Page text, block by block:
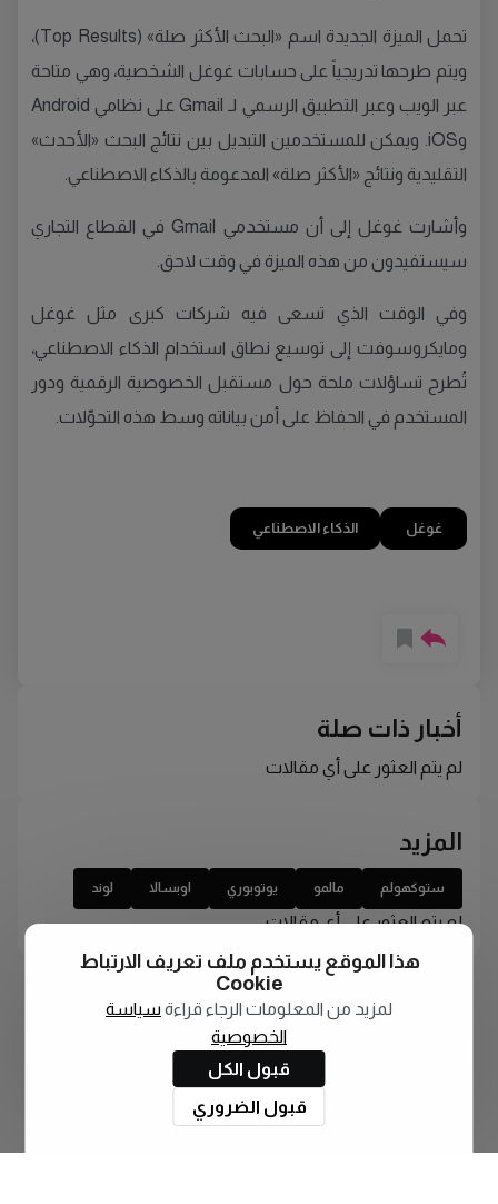
تحمل الميزة الجديدة اسم «البحث الأكثر صلة» (Top Results)،
ويتم طرحها تدريجياً على حسابات غوغل الشخصية، وهي متاحة
عبر الويب وعبر التطبيق الرسمي لـ Gmail على نظامي Android
وiOS. ويمكن للمستخدمين التبديل بين نتائج البحث «الأحدث»
التقليدية ونتائج «الأكثر صلة» المدعومة بالذكاء الاصطناعي.
وأشارت غوغل إلى أن مستخدمي Gmail في القطاع التجاري
سيستفيدون من هذه الميزة في وقت لاحق.
وفي الوقت الذي تسعى فيه شركات كبرى مثل غوغل
ومايكروسوفت إلى توسيع نطاق استخدام الذكاء الاصطناعي،
تُطرح تساؤلات ملحة حول مستقبل الخصوصية الرقمية ودور
المستخدم في الحفاظ على أمن بياناته وسط هذه التحوّلات.
غوغل الذكاء الاصطناعي
أخبار ذات صلة
لم يتم العثور على أي مقالات
المزيد
ستوكهولم مالمو يوتوبوري اوبسالا لوند
لم يتم العثور على أي مقالات
هذا الموقع يستخدم ملف تعريف الارتباط
Cookie
لمزيد من المعلومات الرجاء قراءة سياسة
الخصوصية
قبول الكل
قبول الضروري